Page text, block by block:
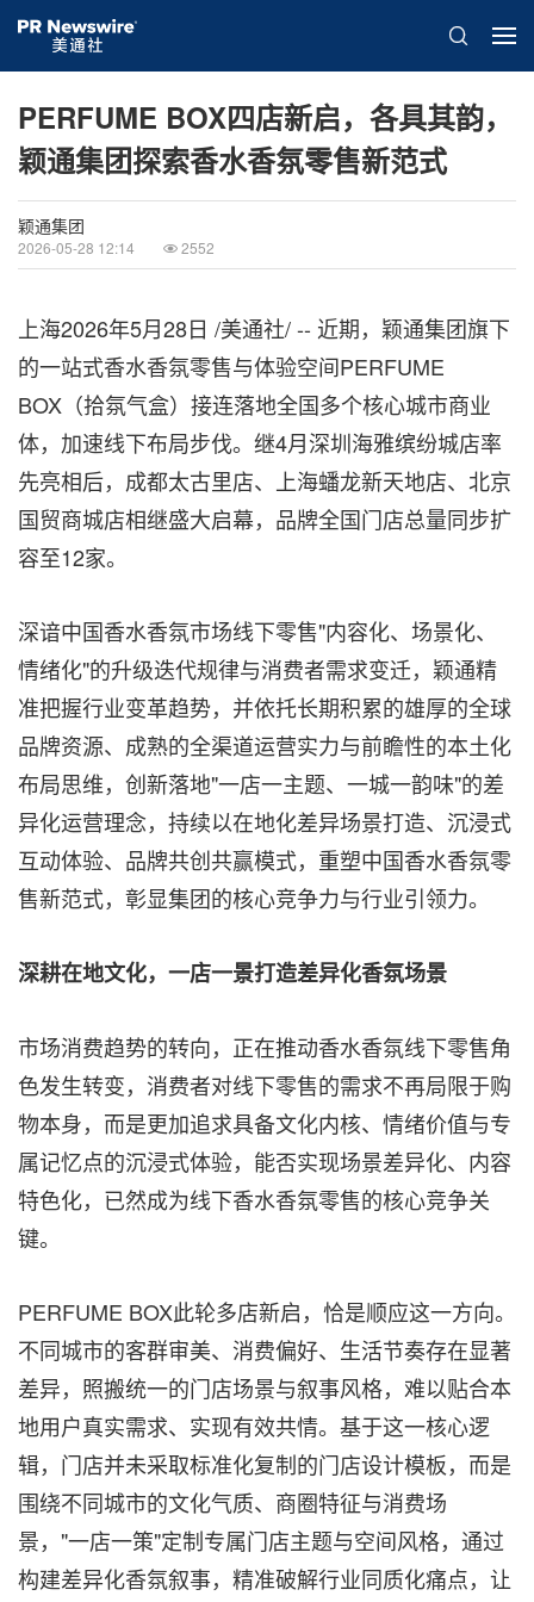
PERFUME BOX四店新启，各具其韵，
颖通集团探索香水香氛零售新范式
颖通集团
2026-05-28 12:14 2552
上海2026年5月28日 /美通社/ -- 近期，颖通集团旗下
的一站式香水香氛零售与体验空间PERFUME
BOX（拾氛气盒）接连落地全国多个核心城市商业
体，加速线下布局步伐。继4月深圳海雅缤纷城店率
先亮相后，成都太古里店、上海蟠龙新天地店、北京
国贸商城店相继盛大启幕，品牌全国门店总量同步扩
容至12家。
深谙中国香水香氛市场线下零售"内容化、场景化、
情绪化"的升级迭代规律与消费者需求变迁，颖通精
准把握行业变革趋势，并依托长期积累的雄厚的全球
品牌资源、成熟的全渠道运营实力与前瞻性的本土化
布局思维，创新落地"一店一主题、一城一韵味"的差
异化运营理念，持续以在地化差异场景打造、沉浸式
互动体验、品牌共创共赢模式，重塑中国香水香氛零
售新范式，彰显集团的核心竞争力与行业引领力。
深耕在地文化，一店一景打造差异化香氛场景
市场消费趋势的转向，正在推动香水香氛线下零售角
色发生转变，消费者对线下零售的需求不再局限于购
物本身，而是更加追求具备文化内核、情绪价值与专
属记忆点的沉浸式体验，能否实现场景差异化、内容
特色化，已然成为线下香水香氛零售的核心竞争关
键。
PERFUME BOX此轮多店新启，恰是顺应这一方向。
不同城市的客群审美、消费偏好、生活节奏存在显著
差异，照搬统一的门店场景与叙事风格，难以贴合本
地用户真实需求、实现有效共情。基于这一核心逻
辑，门店并未采取标准化复制的门店设计模板，而是
围绕不同城市的文化气质、商圈特征与消费场
景，"一店一策"定制专属门店主题与空间风格，通过
构建差异化香氛叙事，精准破解行业同质化痛点，让